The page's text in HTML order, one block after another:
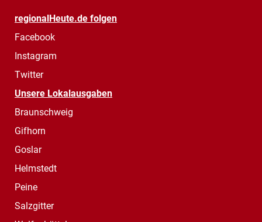
regionalHeute.de folgen
Facebook
Instagram
Twitter
Unsere Lokalausgaben
Braunschweig
Gifhorn
Goslar
Helmstedt
Peine
Salzgitter